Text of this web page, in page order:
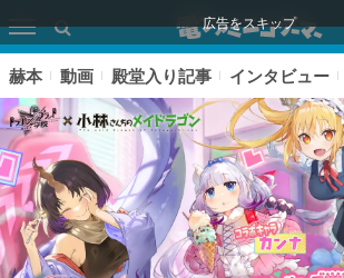
広告をスキップ
赫本 動画 殿堂入り記事 インタビュー